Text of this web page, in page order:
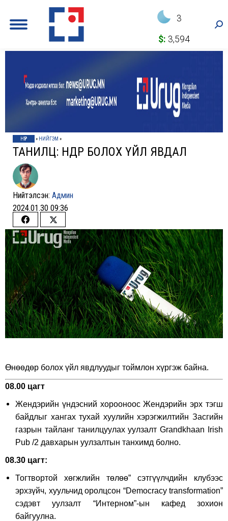
3
$: 3,594
НҮҮР » НИЙГЭМ »
ТАНИЛЦ: ӨНӨӨДӨР БОЛОХ ҮЙЛ ЯВДАЛ
Нийтэлсэн: Админ
2024.01.30 09:36
Share
on
Facebook
Share
on
Twitter
Өнөөдөр болох үйл явдлуудыг тоймлон хүргэж байна.
08.00 цагт
Жендэрийн үндэсний хорооноос Жендэрийн эрх тэгш
байдлыг хангах тухай хуулийн хэрэгжилтийн Засгийн
газрын тайланг танилцуулах уулзалт Grandkhaan Irish
Pub /2 давхарын уулзалтын танхимд болно.
08.30 цагт:
Тогтвортой хөгжлийн төлөө” сэтгүүлчдийн клубээс
эрхзүйч, хуульчид оролцсон “Democracy transformation”
сэдэвт уулзалт “Интерном”-ын кафед зохион
байгуулна.